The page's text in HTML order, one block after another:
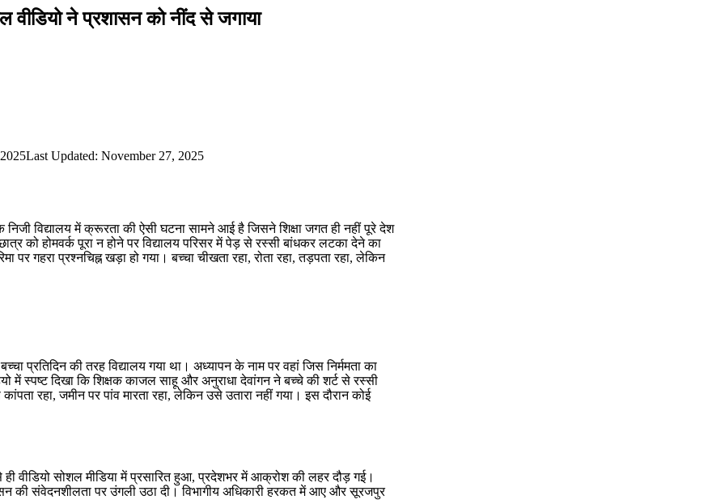
ने प्रशासन को नींद से जगाया
Last Updated: November 27, 2025
विद्यालय में क्रूरता की ऐसी घटना सामने आई है जिसने शिक्षा जगत ही नहीं पूरे देश
को होमवर्क पूरा न होने पर विद्यालय परिसर में पेड़ से रस्सी बांधकर लटका देने का
पर गहरा प्रश्नचिह्न खड़ा हो गया। बच्चा चीखता रहा, रोता रहा, तड़पता रहा, लेकिन
प्रतिदिन की तरह विद्यालय गया था। अध्यापन के नाम पर वहां जिस निर्ममता का
में स्पष्ट दिखा कि शिक्षक काजल साहू और अनुराधा देवांगन ने बच्चे की शर्ट से रस्सी
रहा, जमीन पर पांव मारता रहा, लेकिन उसे उतारा नहीं गया। इस दौरान कोई
ही वीडियो सोशल मीडिया में प्रसारित हुआ, प्रदेशभर में आक्रोश की लहर दौड़ गई।
की संवेदनशीलता पर उंगली उठा दी। विभागीय अधिकारी हरकत में आए और सूरजपुर